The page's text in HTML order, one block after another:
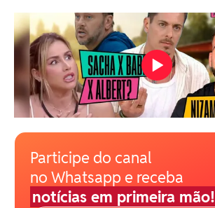
Participe do canal
no Whatsapp e receba
notícias em primeira mão!